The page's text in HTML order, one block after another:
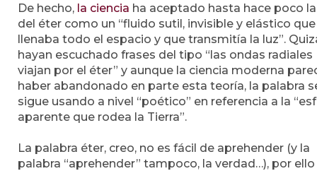
De hecho, la ciencia ha aceptado hasta hace poco
del éter como un “fluido sutil, invisible y elástico que
llenaba todo el espacio y que transmitía la luz”.
hayan escuchado frases del tipo “las ondas radiales
viajan por el éter” y aunque la ciencia moderna
haber abandonado en parte esta teoría, la palabra
sigue usando a nivel “poético” en referencia a la
aparente que rodea la Tierra”.
La palabra éter, creo, no es fácil de aprehender (y la
palabra “aprehender” tampoco, la verdad…), por